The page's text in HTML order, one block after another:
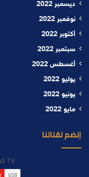
ديسمبر 2022
نوفمبر 2022
أكتوبر 2022
سبتمبر 2022
أغسطس 2022
يوليو 2022
يونيو 2022
مايو 2022
إنضم لقناتنا